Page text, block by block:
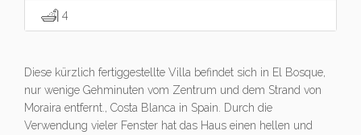
4
Diese kürzlich fertiggestellte Villa befindet sich in El Bosque,
nur wenige Gehminuten vom Zentrum und dem Strand von
Moraira entfernt., Costa Blanca in Spain. Durch die
Verwendung vieler Fenster hat das Haus einen hellen und